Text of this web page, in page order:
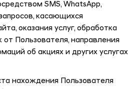
SMS, WhatsApp,
касающихся
оказания услуг, обработка
от Пользователя, направления
об акциях и других услугах
нахождения Пользователя